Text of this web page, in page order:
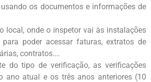
os documentos e informações de
local, onde o inspetor vai às instalações
para poder acessar faturas, extratos de
contratos.…
do tipo de verificação, as verificações
ano atual e os três anos anteriores (10